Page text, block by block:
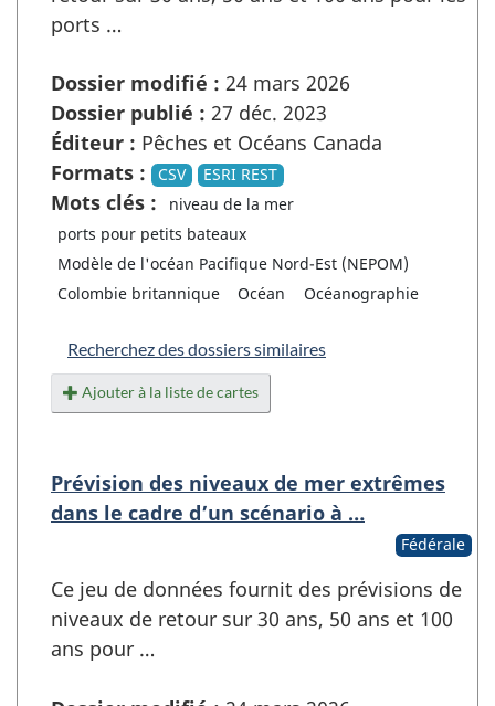
ports …
Dossier modifié : 24 mars 2026
Dossier publié : 27 déc. 2023
Éditeur : Pêches et Océans Canada
Formats :
CSV ESRI REST
Mots clés :
niveau de la mer
ports pour petits bateaux
Modèle de l'océan Pacifique Nord-Est (NEPOM)
Colombie britannique
Océan Océanographie
Recherchez des dossiers similaires
Ajouter à la liste de cartes
Prévision des niveaux de mer extrêmes
dans le cadre d’un scénario à …
Fédérale
Ce jeu de données fournit des prévisions de
niveaux de retour sur 30 ans, 50 ans et 100
ans pour …